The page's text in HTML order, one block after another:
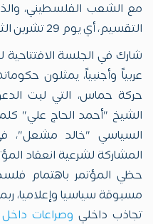
مع الشعب الفلسطيني،
التقسيم، أي يوم 29 تشرين الثاني (نوفمبر).
عربياً وأجنبياً، يمثلون
حركة حماس، التي لبت
الشيخ "أحمد الحاج علي"
السياسي "خالد مشعل"،
المشاركة لشرعية انعقاد
حظي المؤتمر باهتمام
مسبوقة سياسيا وإعلاميا،
تجاذب داخلي وصراعات داخل